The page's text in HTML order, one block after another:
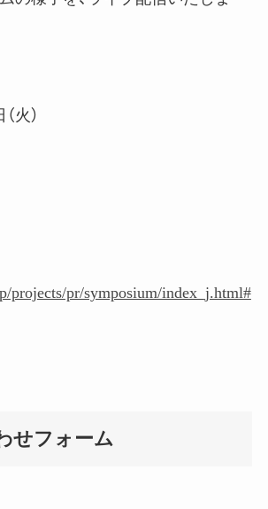
火）
projects/pr/symposium/index_j.html#
せフォーム